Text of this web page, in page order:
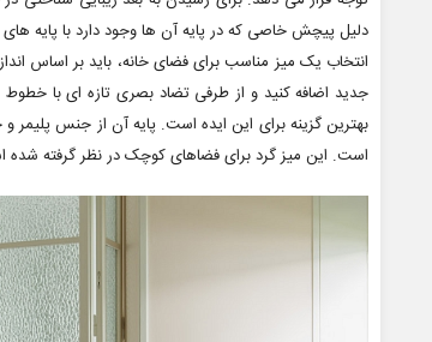
دلیل پیچش خاصی که در پایه آن ها وجود دارد با پایه
انتخاب یک میز مناسب برای فضای خانه، باید بر اساس
بهترین گزینه برای این ایده است. پایه آن از جنس
است. این میز گرد برای فضاهای کوچک در نظر گرفته